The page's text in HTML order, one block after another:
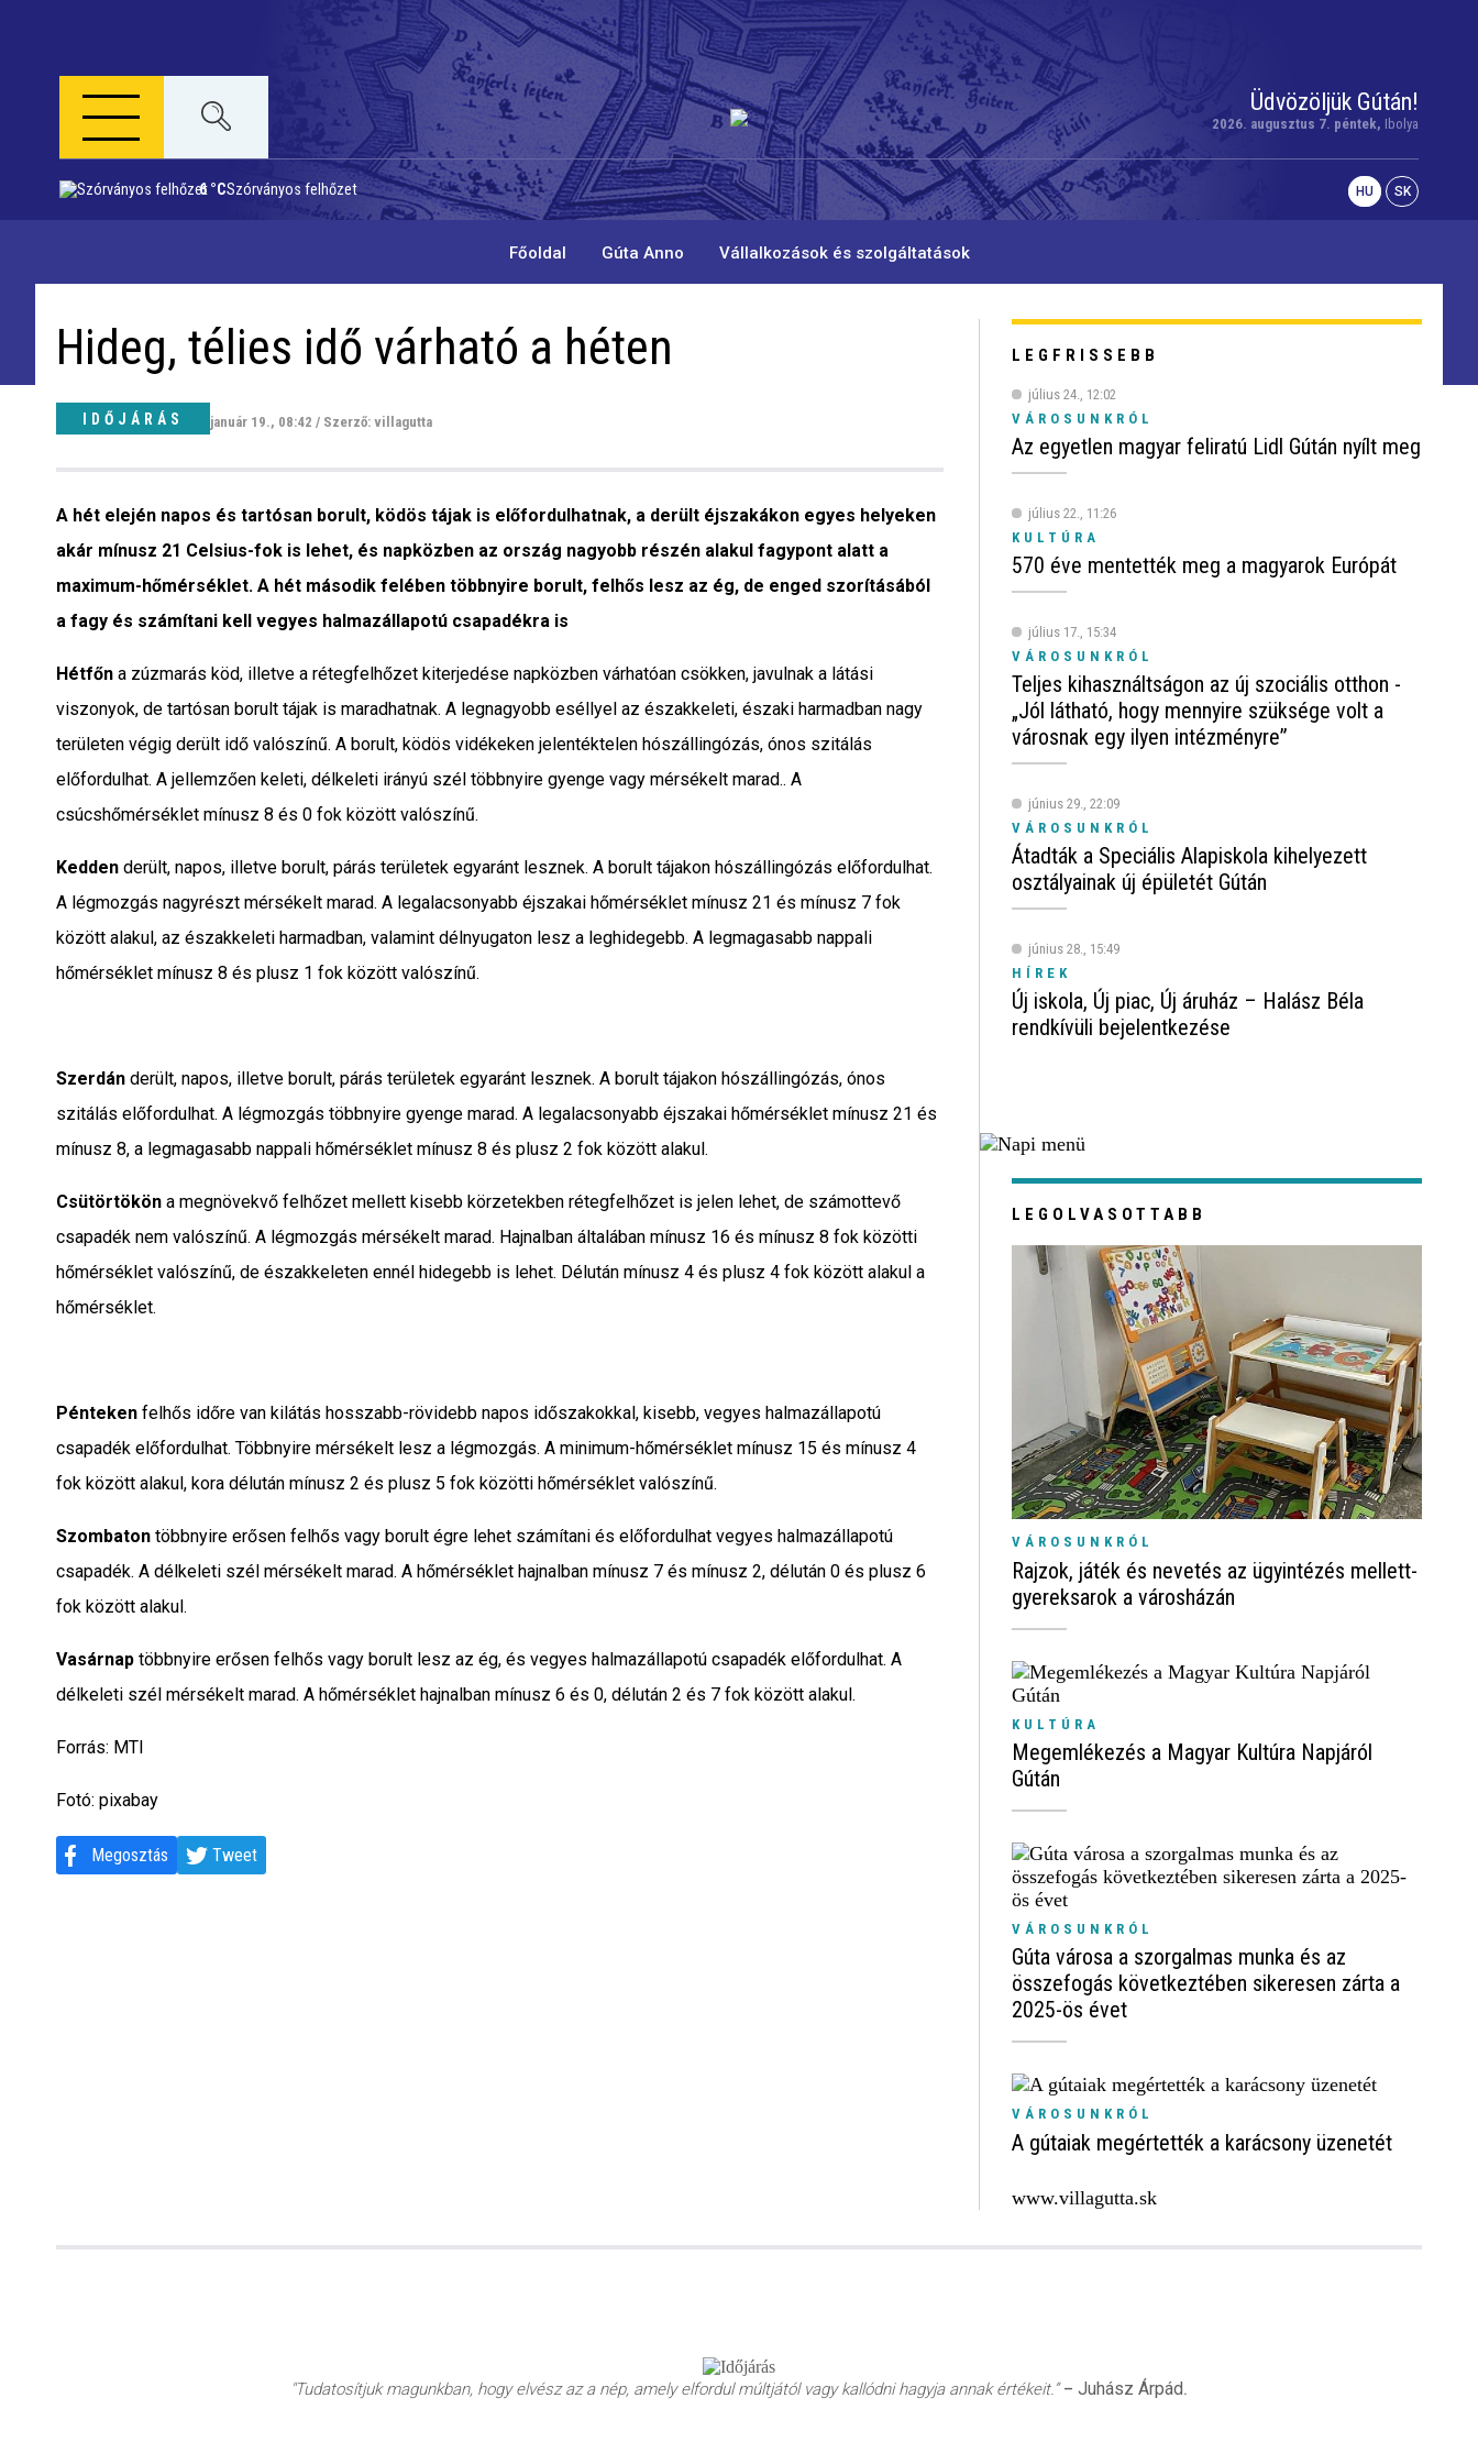
Riport
Közigazgatás
Időjárás
Interjú
Gyereksarok
Városunkról
Sport
Kapcsolat
Üdvözöljük Gútán!
2026. augusztus 7. péntek, Ibolya
6 °CSzórványos felhőzet HU SK
Főoldal Gúta Anno Vállalkozások és szolgáltatások
Hideg, télies idő várható a héten
IDŐJÁRÁS január 19., 08:42 / Szerző: villagutta
A hét elején napos és tartósan borult, ködös tájak is előfordulhatnak, a derült éjszakákon egyes helyeken
akár mínusz 21 Celsius-fok is lehet, és napközben az ország nagyobb részén alakul fagypont alatt a
maximum-hőmérséklet. A hét második felében többnyire borult, felhős lesz az ég, de enged szorításából
a fagy és számítani kell vegyes halmazállapotú csapadékra is
Hétfőn a zúzmarás köd, illetve a rétegfelhőzet kiterjedése napközben várhatóan csökken, javulnak a látási
viszonyok, de tartósan borult tájak is maradhatnak. A legnagyobb eséllyel az északkeleti, északi harmadban nagy
területen végig derült idő valószínű. A borult, ködös vidékeken jelentéktelen hószállingózás, ónos szitálás
előfordulhat. A jellemzően keleti, délkeleti irányú szél többnyire gyenge vagy mérsékelt marad.. A
csúcshőmérséklet mínusz 8 és 0 fok között valószínű.
Kedden derült, napos, illetve borult, párás területek egyaránt lesznek. A borult tájakon hószállingózás előfordulhat.
A légmozgás nagyrészt mérsékelt marad. A legalacsonyabb éjszakai hőmérséklet mínusz 21 és mínusz 7 fok
között alakul, az északkeleti harmadban, valamint délnyugaton lesz a leghidegebb. A legmagasabb nappali
hőmérséklet mínusz 8 és plusz 1 fok között valószínű.
Szerdán derült, napos, illetve borult, párás területek egyaránt lesznek. A borult tájakon hószállingózás, ónos
szitálás előfordulhat. A légmozgás többnyire gyenge marad. A legalacsonyabb éjszakai hőmérséklet mínusz 21 és
mínusz 8, a legmagasabb nappali hőmérséklet mínusz 8 és plusz 2 fok között alakul.
Csütörtökön a megnövekvő felhőzet mellett kisebb körzetekben rétegfelhőzet is jelen lehet, de számottevő
csapadék nem valószínű. A légmozgás mérsékelt marad. Hajnalban általában mínusz 16 és mínusz 8 fok közötti
hőmérséklet valószínű, de északkeleten ennél hidegebb is lehet. Délután mínusz 4 és plusz 4 fok között alakul a
hőmérséklet.
Pénteken felhős időre van kilátás hosszabb-rövidebb napos időszakokkal, kisebb, vegyes halmazállapotú
csapadék előfordulhat. Többnyire mérsékelt lesz a légmozgás. A minimum-hőmérséklet mínusz 15 és mínusz 4
fok között alakul, kora délután mínusz 2 és plusz 5 fok közötti hőmérséklet valószínű.
Szombaton többnyire erősen felhős vagy borult égre lehet számítani és előfordulhat vegyes halmazállapotú
csapadék. A délkeleti szél mérsékelt marad. A hőmérséklet hajnalban mínusz 7 és mínusz 2, délután 0 és plusz 6
fok között alakul.
Vasárnap többnyire erősen felhős vagy borult lesz az ég, és vegyes halmazállapotú csapadék előfordulhat. A
délkeleti szél mérsékelt marad. A hőmérséklet hajnalban mínusz 6 és 0, délután 2 és 7 fok között alakul.
Forrás: MTI
Fotó: pixabay
Megosztás Tweet
LEGOLVASOTTABB
VÁROSUNKRÓL
Rajzok, játék és nevetés az ügyintézés mellett-
gyereksarok a városházán
KULTÚRA
Megemlékezés a Magyar Kultúra Napjáról
Gútán
VÁROSUNKRÓL
Gúta városa a szorgalmas munka és az
összefogás következtében sikeresen zárta a
2025-ös évet
VÁROSUNKRÓL
A gútaiak megértették a karácsony üzenetét
LEGFRISSEBB
július 24., 12:02
VÁROSUNKRÓL
Az egyetlen magyar feliratú Lidl Gútán nyílt meg
július 22., 11:26
KULTÚRA
570 éve mentették meg a magyarok Európát
július 17., 15:34
VÁROSUNKRÓL
Teljes kihasználtságon az új szociális otthon -
„Jól látható, hogy mennyire szüksége volt a
városnak egy ilyen intézményre”
június 29., 22:09
VÁROSUNKRÓL
Átadták a Speciális Alapiskola kihelyezett
osztályainak új épületét Gútán
június 28., 15:49
HÍREK
Új iskola, Új piac, Új áruház – Halász Béla
rendkívüli bejelentkezése
www.villagutta.sk
"Tudatosítjuk magunkban, hogy elvész az a nép, amely elfordul múltjától vagy kallódni hagyja annak értékeit.”– Juhász Árpád.